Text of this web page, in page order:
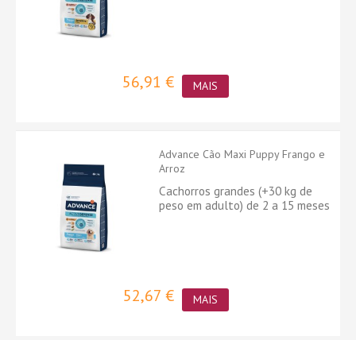
56,91 € MAIS
Advance Cão Maxi Puppy Frango e
Arroz
Cachorros grandes (+30 kg de
peso em adulto) de 2 a 15 meses
52,67 € MAIS